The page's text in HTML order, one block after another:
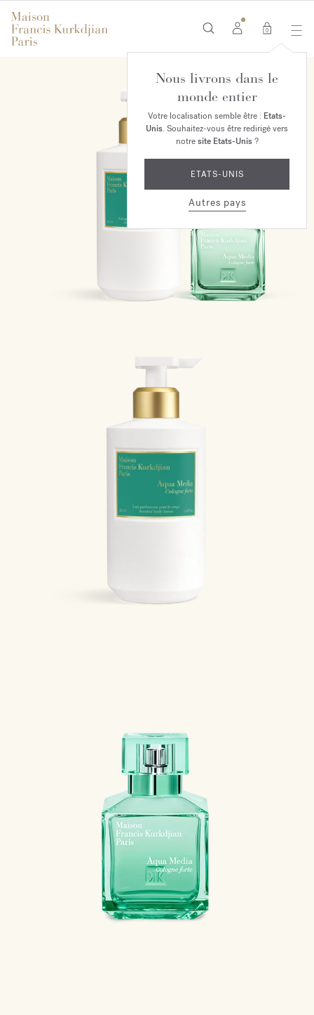
0
Nous livrons dans le
monde entier
Votre localisation semble être : Etats-
Unis. Souhaitez-vous être redirigé vers
notresite Etats-Unis?
ETATS-UNIS
Autres pays
EXCLUSIVITÉ EN LIGNE